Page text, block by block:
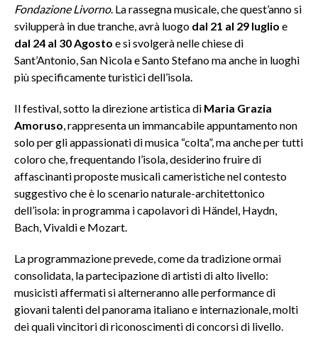
Fondazione Livorno. La rassegna musicale, che quest’anno si
svilupperà in due tranche, avrà luogo dal 21 al 29 luglio e
dal 24 al 30 Agosto e si svolgerà nelle chiese di
Sant’Antonio, San Nicola e Santo Stefano ma anche in luoghi
più specificamente turistici dell’isola.
Il festival, sotto la direzione artistica di Maria Grazia
Amoruso, rappresenta un immancabile appuntamento non
solo per gli appassionati di musica “colta”, ma anche per tutti
coloro che, frequentando l’isola, desiderino fruire di
affascinanti proposte musicali cameristiche nel contesto
suggestivo che è lo scenario naturale-architettonico
dell’isola: in programma i capolavori di Händel, Haydn,
Bach, Vivaldi e Mozart.
La programmazione prevede, come da tradizione ormai
consolidata, la partecipazione di artisti di alto livello:
musicisti affermati si alterneranno alle performance di
giovani talenti del panorama italiano e internazionale, molti
dei quali vincitori di riconoscimenti di concorsi di livello.